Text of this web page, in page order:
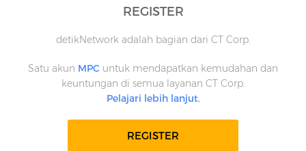
REGISTER
detikNetwork adalah bagian dari CT Corp.
Satu akun MPC untuk mendapatkan kemudahan dan
keuntungan di semua layanan CT Corp.
Pelajari lebih lanjut.
REGISTER